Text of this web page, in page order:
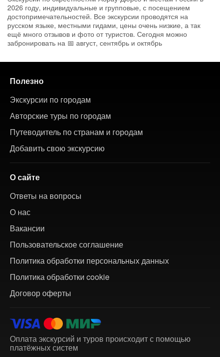
2026 году, индивидуальные и групповые, с посещением
достопримечательностей. Все экскурсии проводятся на
русском языке, местными гидами, цены очень низкие, а так
ещё много отзывов и фото от туристов. Сегодня можно
забронировать на 📅 август, сентябрь и октябрь
Полезно
Экскурсии по городам
Авторские туры по городам
Путеводитель по странам и городам
Добавить свою экскурсию
О сайте
Ответы на вопросы
О нас
Вакансии
Пользовательское соглашение
Политика обработки персональных данных
Политика обработки cookie
Договор оферты
Оплата экскурсий и туров происходит с помощью
платёжных систем